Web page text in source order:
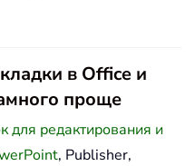
в Office и
проще
для редактирования и
, Publisher,